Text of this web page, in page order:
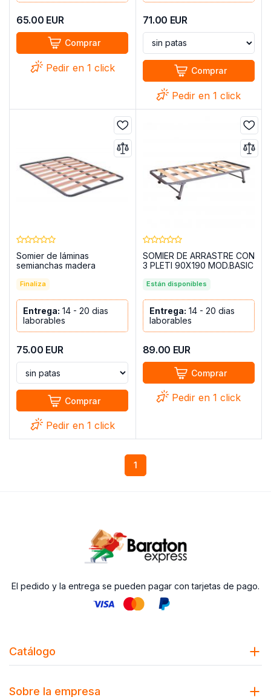
65.00 EUR
Comprar
Pedir en 1 click
71.00 EUR
Comprar
Pedir en 1 click
Somier de láminas
semianchas madera
Laminor
Finaliza
Entrega: 14 - 20 dias
laborables
75.00 EUR
Comprar
Pedir en 1 click
SOMIER DE ARRASTRE CON
3 PLETI 90X190 MOD.BASIC
Están disponibles
Entrega: 14 - 20 dias
laborables
89.00 EUR
Comprar
Pedir en 1 click
1
El pedido y la entrega se pueden pagar con tarjetas de pago.
Catálogo
Sobre la empresa